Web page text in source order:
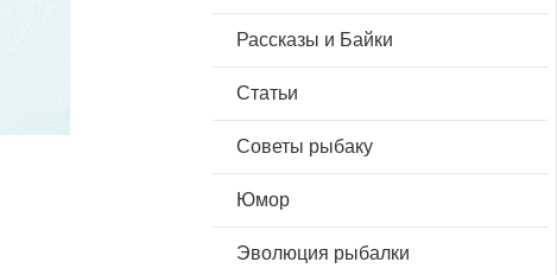
Рассказы и Байки
Статьи
Советы рыбаку
Юмор
Эволюция рыбалки